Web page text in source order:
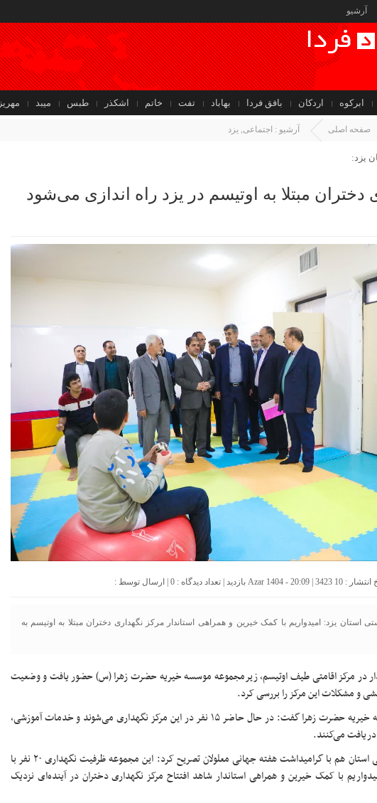
آرشیو
ابرکوه اردکان بافق فردا بهاباد تفت خاتم اشکذر طبس میبد مهریز
صفحه اصلی آرشیو : اجتماعی, یزد
یزد:
دختران مبتلا به اوتیسم در یزد راه اندازی می‌شود
0 | ارسال توسط :
استان یزد: امیدواریم با کمک خیرین و همراهی استاندار مرکز نگهداری دختران مبتلا به اوتیسم به
در مرکز اقامتی طیف اوتیسم، زیرمجموعه موسسه خیریه حضرت زهرا (س) حضور یافت و وضعیت
و مشکلات این مرکز را بررسی کرد.
مزیدی مدیرعامل موسسه خیریه حضرت زهرا گفت: در حال حاضر ۱۵ نفر در این مرکز نگهداری می‌شوند و خدمات آموزشی،
دریافت می‌کنند.
هومنیان مدیرکل بهزیستی استان هم با گرامیداشت هفته جهانی معلولان تصریح کرد: این مجموعه ظرفیت نگهداری ۲۰ نفر با
با کمک خیرین و همراهی استاندار شاهد افتتاح مرکز نگهداری دختران در آینده‌ای نزدیک